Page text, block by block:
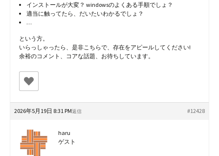
インストールが大変？ windowsのよくある手順でしょ？
適当に触ってたら、だいたいわかるでしょ？
…
という方。
いらっしゃったら、是非こちらで、存在をアピールしてください!
余裕のコメント、コアな話題、お待ちしています。
2026年5月19日 8:31 PM #12428
返信
haru
ゲスト